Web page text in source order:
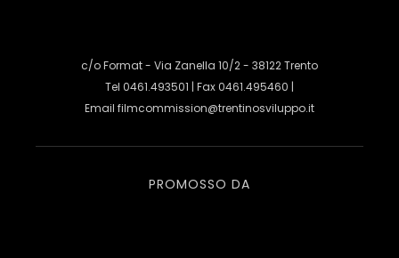
c/o Format - Via Zanella 10/2 - 38122 Trento
Tel 0461.493501 | Fax 0461.495460 |
Email filmcommission@trentinosviluppo.it
PROMOSSO DA